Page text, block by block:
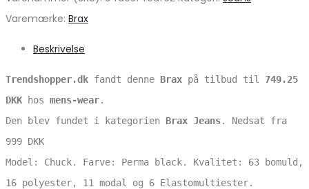
Varemærke: Brax
Beskrivelse
Trendshopper.dk fandt denne Brax på tilbud til 749.25
DKK hos mens-wear.
Den blev fundet i kategorien Brax Jeans. Nedsat fra
999 DKK
Model: Chuck. Farve: Perma black. Kvalitet: 63 bomuld,
16 polyester, 11 modal og 6 Elastomultiester.